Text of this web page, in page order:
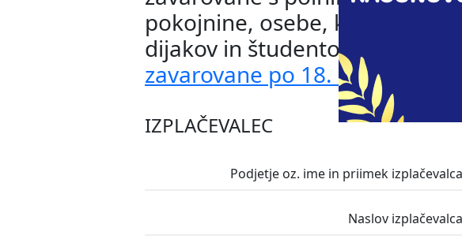
pokojnine, osebe, ki ne
dijakov in študentov preko
zavarovane po 18. členu ZPIZ-2
IZPLAČEVALEC
Podjetje oz. ime in priimek
Naslov